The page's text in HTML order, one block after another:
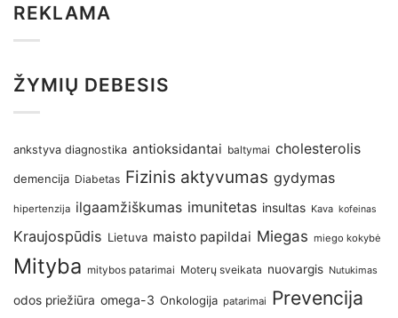
REKLAMA
ŽYMIŲ DEBESIS
ankstyva diagnostika antioksidantai baltymai cholesterolis
demencija Diabetas Fizinis aktyvumas gydymas
hipertenzija ilgaamžiškumas imunitetas insultas Kava kofeinas
Kraujospūdis Lietuva maisto papildai Miegas miego kokybė
Mityba mitybos patarimai Moterų sveikata nuovargis Nutukimas
odos priežiūra omega-3 Onkologija patarimai Prevencija